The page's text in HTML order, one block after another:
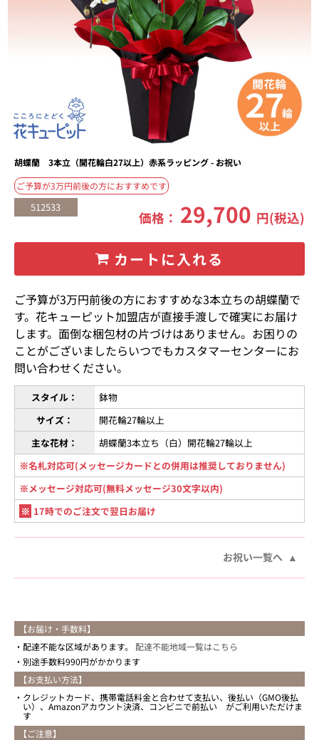
胡蝶蘭 3本立（開花輪白27以上）赤系ラッピング - お祝い
ご予算が3万円前後の方におすすめです
512533
価格： 29,700 円(税込)
カートに入れる
ご予算が3万円前後の方におすすめな3本立ちの胡蝶蘭で
す。花キューピット加盟店が直接手渡しで確実にお届け
します。面倒な梱包材の片づけはありません。お困りの
ことがございましたらいつでもカスタマーセンターにお
問い合わせください。
スタイル：
鉢物
サイズ：
開花輪27輪以上
主な花材：
胡蝶蘭3本立ち（白）開花輪27輪以上
※名札対応可(メッセージカードとの併用は推奨しておりません)
※メッセージ対応可(無料メッセージ30文字以内)
※ 17時でのご注文で翌日お届け
お祝い一覧へ
【お届け・手数料】
配達不能な区域があります。 配達不能地域一覧はこちら
別途手数料990円がかかります
【お支払い方法】
クレジットカード、携帯電話料金と合わせて支払い、後払い（GMO後払
い）、Amazonアカウント決済、コンビニで前払い がご利用いただけま
す
【ご注意】